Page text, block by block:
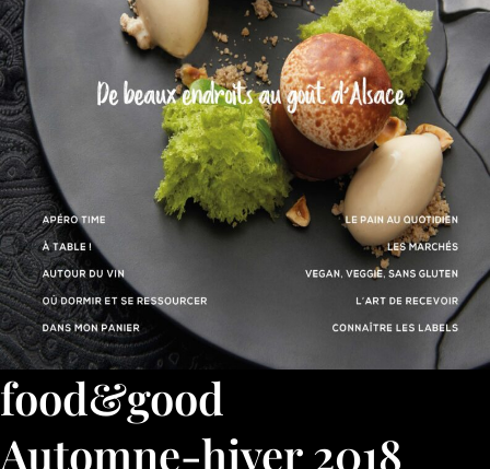
food&good
Automne-hiver 2018